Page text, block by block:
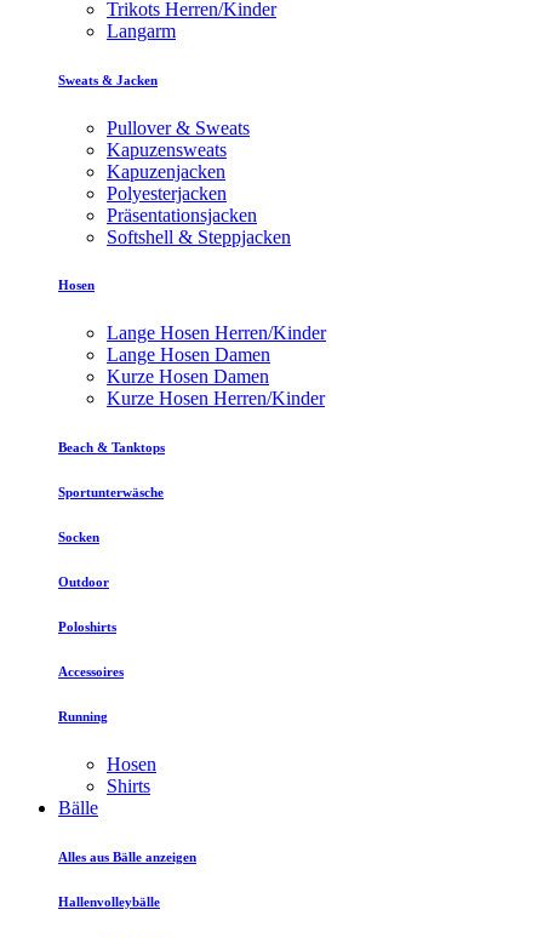
Trikots Herren/Kinder
Langarm
Sweats & Jacken
Pullover & Sweats
Kapuzensweats
Kapuzenjacken
Polyesterjacken
Präsentationsjacken
Softshell & Steppjacken
Hosen
Lange Hosen Herren/Kinder
Lange Hosen Damen
Kurze Hosen Damen
Kurze Hosen Herren/Kinder
Beach & Tanktops
Sportunterwäsche
Socken
Outdoor
Poloshirts
Accessoires
Running
Hosen
Shirts
Bälle
Alles aus Bälle anzeigen
Hallenvolleybälle